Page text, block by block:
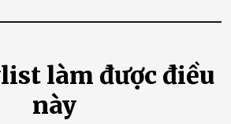
làm được điều
này